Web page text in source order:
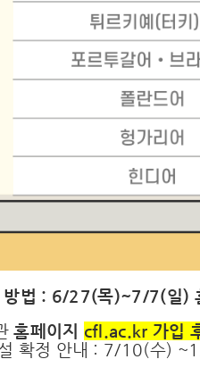
방법 : 6/27(목)~7/7(일)
홈페이지 cfl.ac.kr 가입
확정 안내 : 7/10(수)